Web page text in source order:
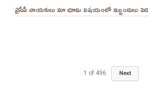
1 of 496 Next